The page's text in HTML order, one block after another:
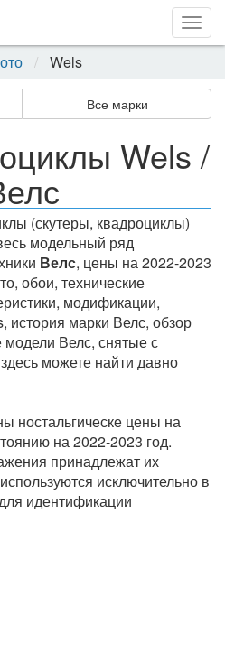
Wels
Все марки
Wels /
(скутеры, квадроциклы)
модельный ряд
Велс, цены на 2022-2023
обои, технические
модификации,
история марки Велс, обзор
Велс, снятые с
можете найти давно
ностальгическе цены на
на 2022-2023 год.
принадлежат их
исключительно в
идентификации